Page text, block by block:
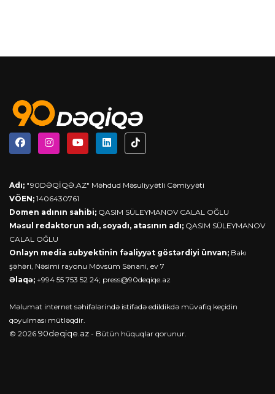
Adı; "90DƏQİQƏ.AZ" Məhdud Məsuliyyətli Cəmiyyəti
VÖEN; 1406430761
Domen adının sahibi; QASIM SÜLEYMANOV CALAL OĞLU
Məsul redaktorun adı, soyadı, atasının adı; QASIM SÜLEYMANOV
CALAL OĞLU
Onlayn media subyektinin fəaliyyət göstərdiyi ünvan; Bakı
şəhəri, Nəsimi rayonu Mövsüm Sənani, ev 7
Əlaqə; +994 55 753 52 24; press@90deqiqe.az
Məlumat internet səhifələrində istifadə edildikdə müvafiq keçidin
qoyulması mütləqdir.
© 2026 90deqiqe.az - Bütün hüquqlar qorunur.